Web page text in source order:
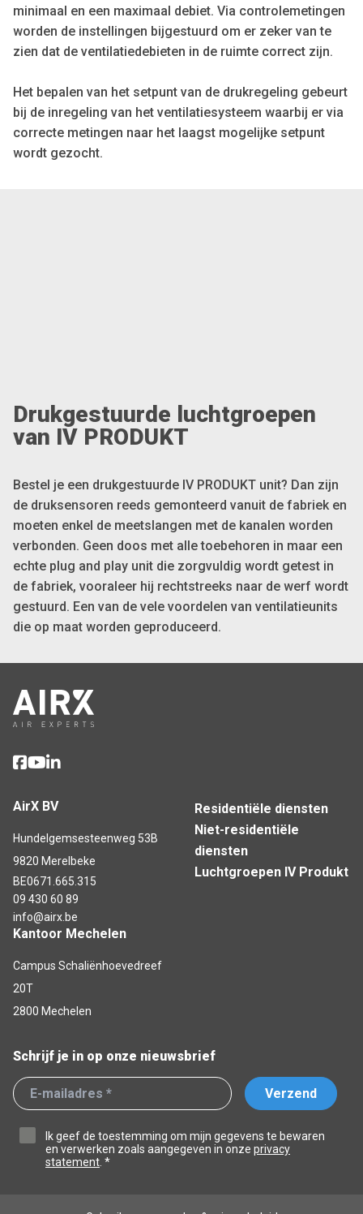
minimaal en een maximaal debiet. Via controlemetingen
worden de instellingen bijgestuurd om er zeker van te
zien dat de ventilatiedebieten in de ruimte correct zijn.
Het bepalen van het setpunt van de drukregeling gebeurt
bij de inregeling van het ventilatiesysteem waarbij er via
correcte metingen naar het laagst mogelijke setpunt
wordt gezocht.
Drukgestuurde luchtgroepen
van IV PRODUKT
Bestel je een drukgestuurde IV PRODUKT unit? Dan zijn
de druksensoren reeds gemonteerd vanuit de fabriek en
moeten enkel de meetslangen met de kanalen worden
verbonden. Geen doos met alle toebehoren in maar een
echte plug and play unit die zorgvuldig wordt getest in
de fabriek, vooraleer hij rechtstreeks naar de werf wordt
gestuurd. Een van de vele voordelen van ventilatieunits
die op maat worden geproduceerd.
AirX BV
Hundelgemsesteenweg 53B
9820 Merelbeke
BE0671.665.315
09 430 60 89
info@airx.be
Kantoor Mechelen
Campus Schaliënhoevedreef
20T
2800 Mechelen
Residentiële diensten
Niet-residentiële
diensten
Luchtgroepen IV Produkt
Schrijf je in op onze nieuwsbrief
Verzend
Ik geef de toestemming om mijn gegevens te bewaren
en verwerken zoals aangegeven in onze privacy
statement. *